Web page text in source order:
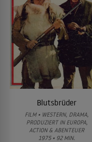
Blutsbrüder
FILM • WESTERN, DRAMA,
PRODUZIERT IN EUROPA,
ACTION & ABENTEUER
1975 • 92 MIN.